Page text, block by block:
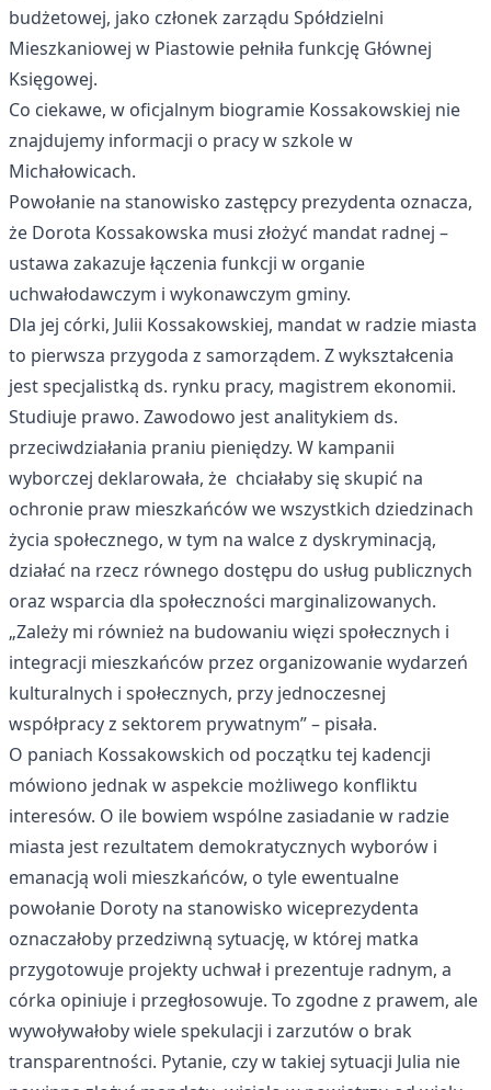
budżetowej, jako członek zarządu Spółdzielni
Mieszkaniowej w Piastowie pełniła funkcję Głównej
Księgowej.
Co ciekawe, w oficjalnym biogramie Kossakowskiej nie
znajdujemy informacji o pracy w szkole w
Michałowicach.
Powołanie na stanowisko zastępcy prezydenta oznacza,
że Dorota Kossakowska musi złożyć mandat radnej –
ustawa zakazuje łączenia funkcji w organie
uchwałodawczym i wykonawczym gminy.
Dla jej córki, Julii Kossakowskiej, mandat w radzie miasta
to pierwsza przygoda z samorządem. Z wykształcenia
jest specjalistką ds. rynku pracy, magistrem ekonomii.
Studiuje prawo. Zawodowo jest analitykiem ds.
przeciwdziałania praniu pieniędzy. W kampanii
wyborczej deklarowała, że chciałaby się skupić na
ochronie praw mieszkańców we wszystkich dziedzinach
życia społecznego, w tym na walce z dyskryminacją,
działać na rzecz równego dostępu do usług publicznych
oraz wsparcia dla społeczności marginalizowanych.
„Zależy mi również na budowaniu więzi społecznych i
integracji mieszkańców przez organizowanie wydarzeń
kulturalnych i społecznych, przy jednoczesnej
współpracy z sektorem prywatnym” – pisała.
O paniach Kossakowskich od początku tej kadencji
mówiono jednak w aspekcie możliwego konfliktu
interesów. O ile bowiem wspólne zasiadanie w radzie
miasta jest rezultatem demokratycznych wyborów i
emanacją woli mieszkańców, o tyle ewentualne
powołanie Doroty na stanowisko wiceprezydenta
oznaczałoby przedziwną sytuację, w której matka
przygotowuje projekty uchwał i prezentuje radnym, a
córka opiniuje i przegłosowuje. To zgodne z prawem, ale
wywoływałoby wiele spekulacji i zarzutów o brak
transparentności. Pytanie, czy w takiej sytuacji Julia nie